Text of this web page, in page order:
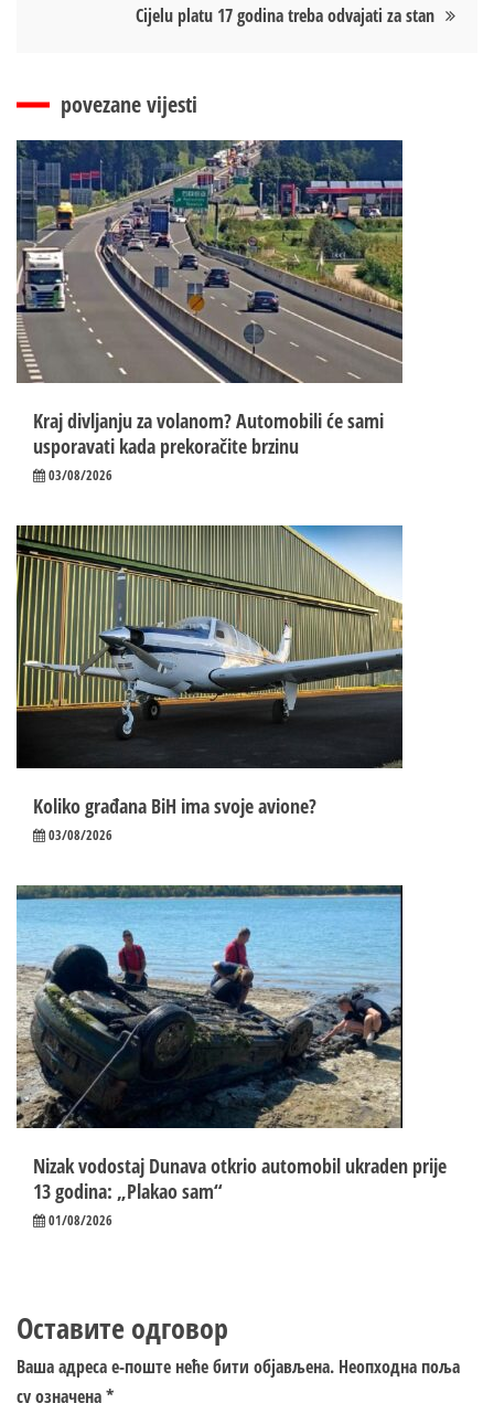
Cijelu platu 17 godina treba odvajati za stan
povezane vijesti
Kraj divljanju za volanom? Automobili će sami
usporavati kada prekoračite brzinu
03/08/2026
Koliko građana BiH ima svoje avione?
03/08/2026
Nizak vodostaj Dunava otkrio automobil ukraden prije
13 godina: „Plakao sam“
01/08/2026
Оставите одговор
Ваша адреса е-поште неће бити објављена. Неопходна поља
су означена*